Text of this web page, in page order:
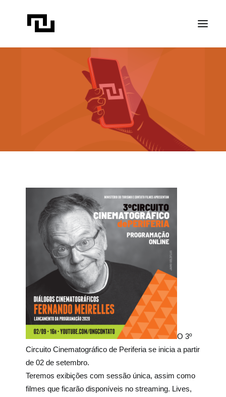
O 3º
Circuito Cinematográfico de Periferia se inicia a partir
de 02 de setembro.
Teremos exibições com sessão única, assim como
filmes que ficarão disponíveis no streaming. Lives,